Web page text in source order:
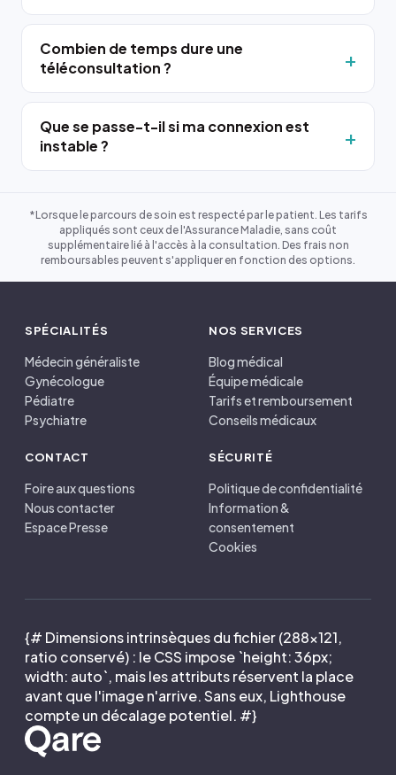
Combien de temps dure une
téléconsultation ?
Que se passe-t-il si ma connexion est
instable ?
*Lorsque le parcours de soin est respecté par le patient. Les tarifs
appliqués sont ceux de l'Assurance Maladie, sans coût
supplémentaire lié à l'accès à la consultation. Des frais non
remboursables peuvent s'appliquer en fonction des options.
SPÉCIALITÉS
Médecin généraliste
Gynécologue
Pédiatre
Psychiatre
NOS SERVICES
Blog médical
Équipe médicale
Tarifs et remboursement
Conseils médicaux
CONTACT
Foire aux questions
Nous contacter
Espace Presse
SÉCURITÉ
Politique de confidentialité
Information &
consentement
Cookies
{# Dimensions intrinsèques du fichier (288×121,
ratio conservé) : le CSS impose `height: 36px;
width: auto`, mais les attributs réservent la place
avant que l'image n'arrive. Sans eux, Lighthouse
compte un décalage potentiel. #}